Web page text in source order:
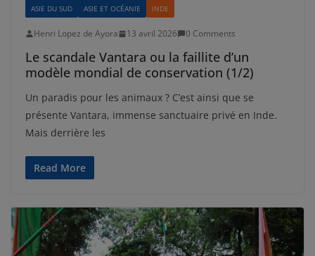
ASIE DU SUD ASIE ET OCÉANIE INDE
Henri Lopez de Ayora 13 avril 2026 0 Comments
Le scandale Vantara ou la faillite d’un
modèle mondial de conservation (1/2)
Un paradis pour les animaux ? C’est ainsi que se
présente Vantara, immense sanctuaire privé en Inde.
Mais derrière les
Read More